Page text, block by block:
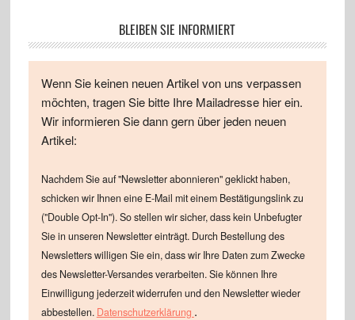
BLEIBEN SIE INFORMIERT
Wenn Sie keinen neuen Artikel von uns verpassen
möchten, tragen Sie bitte Ihre Mailadresse hier ein.
Wir informieren Sie dann gern über jeden neuen
Artikel:
Nachdem Sie auf "Newsletter abonnieren" geklickt haben,
schicken wir Ihnen eine E-Mail mit einem Bestätigungslink zu
("Double Opt-In"). So stellen wir sicher, dass kein Unbefugter
Sie in unseren Newsletter einträgt. Durch Bestellung des
Newsletters willigen Sie ein, dass wir Ihre Daten zum Zwecke
des Newsletter-Versandes verarbeiten. Sie können Ihre
Einwilligung jederzeit widerrufen und den Newsletter wieder
abbestellen. Datenschutzerklärung .